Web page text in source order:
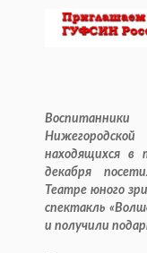
находящихся в
декабря
Театре юного
спектакль
и получили